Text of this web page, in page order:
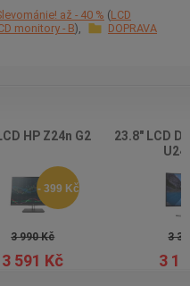
až - 40 % LCD
monitory - B
DOPRAVA
HP Z24n G2
- 399 Kč
3 990 Kč
3 591 Kč
23.8" LCD
3
3